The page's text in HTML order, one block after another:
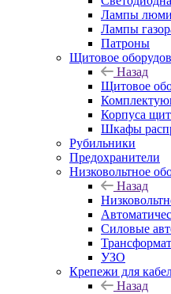
Лампы
Лампы
Патроны
Щитовое
Назад
Щитовое
Корпуса
Шкафы
Рубильники
Предохранители
Низковольтное
Назад
Силовые
УЗО
Крепежи для
Назад